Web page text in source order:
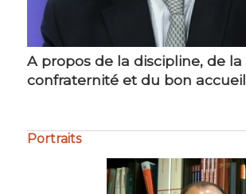
A propos de la discipline, de la
confraternité et du bon accueil
La gestion de la crise